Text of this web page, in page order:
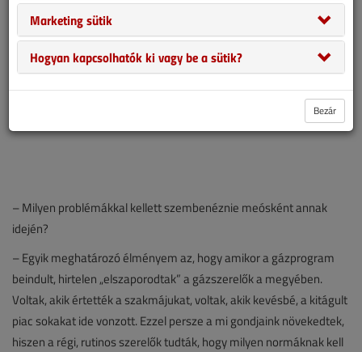
– Milyen problémákkal kellett szembenéznie meósként annak
idején?
– Egyik meghatározó élményem az, hogy amikor a gázprogram
beindult, hirtelen „elszaporodtak” a gázszerelők a megyében.
Voltak, akik értették a szakmájukat, voltak, akik kevésbé, a kitágult
piac sokakat ide vonzott. Ezzel persze a mi gondjaink növekedtek,
hiszen a régi, rutinos szerelők tudták, hogy milyen normáknak kell
Marketing sütik
Hogyan kapcsolhatók ki vagy be a sütik?
Bezár